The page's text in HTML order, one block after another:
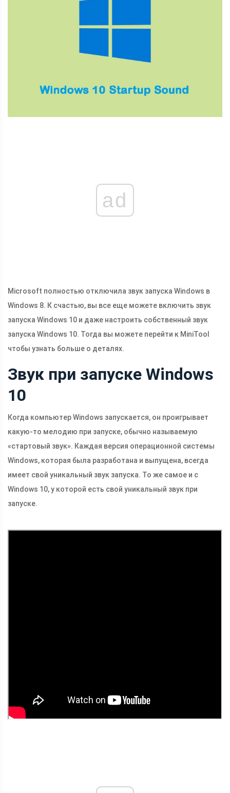
ad
Microsoft полностью отключила звук запуска Windows в
Windows 8. К счастью, вы все еще можете включить звук
запуска Windows 10 и даже настроить собственный звук
запуска Windows 10. Тогда вы можете перейти к MiniTool
чтобы узнать больше о деталях.
Звук при запуске Windows
10
Когда компьютер Windows запускается, он проигрывает
какую-то мелодию при запуске, обычно называемую
«стартовый звук». Каждая версия операционной системы
Windows, которая была разработана и выпущена, всегда
имеет свой уникальный звук запуска. То же самое и с
Windows 10, у которой есть свой уникальный звук при
запуске.